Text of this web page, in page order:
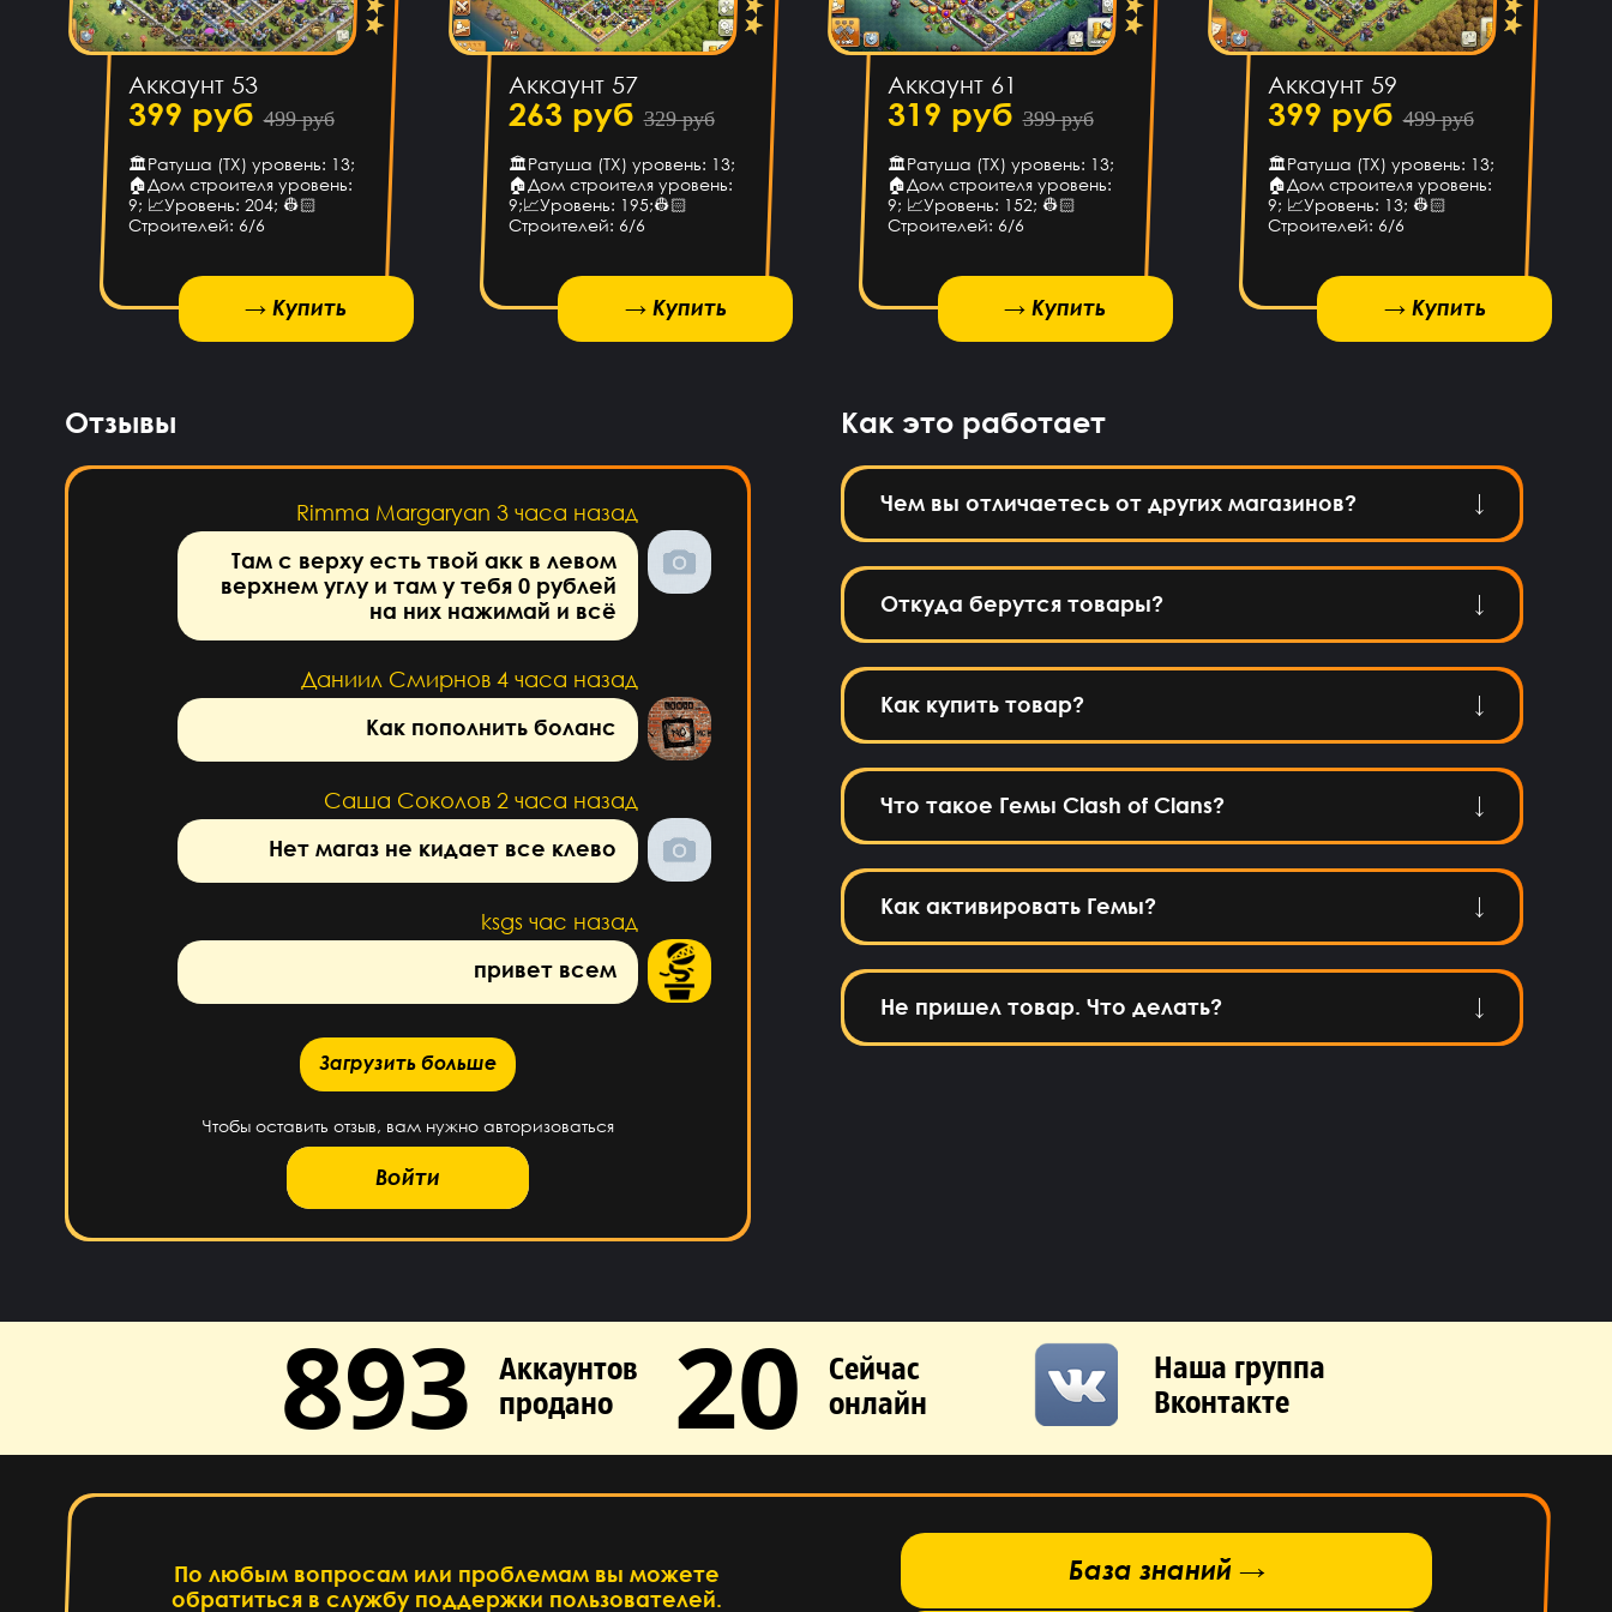
Аккаунт 53
399 руб499 руб
🏛Ратуша (ТХ) уровень: 13;
🏠Дом строителя уровень:
9; 📈Уровень: 204; 👷🏻
Строителей: 6/6
→ Купить
→ Купить
Аккаунт 57
263 руб329 руб
🏛Ратуша (ТХ) уровень: 13;
🏠Дом строителя уровень:
9;📈Уровень: 195;👷🏻
Строителей: 6/6
→ Купить
→ Купить
Аккаунт 61
319 руб399 руб
🏛Ратуша (ТХ) уровень: 13;
🏠Дом строителя уровень:
9; 📈Уровень: 152; 👷🏻
Строителей: 6/6
→ Купить
→ Купить
Аккаунт 59
399 руб499 руб
🏛Ратуша (ТХ) уровень: 13;
🏠Дом строителя уровень:
9; 📈Уровень: 13; 👷🏻
Строителей: 6/6
→ Купить
→ Купить
Отзывы
ЕК
Топ сайт!
Илья Чупраков6 часов назад
Подскажите как решить проблему с
оплатой через телефон, вечная
загрузка
Артём Пащенко 5 часов назад
Rimma Margaryan 3 часа назад
Там с верху есть твой акк в левом
верхнем углу и там у тебя 0 рублей
на них нажимай и всё
Даниил Смирнов 4 часа назад
Как пополнить боланс
Саша Соколов 2 часа назад
Нет магаз не кидает все клево
ksgs час назад
привет всем
Загрузить больше
Чтобы оставить отзыв, вам нужно авторизоваться
Войти
Как это работает
Чем вы отличаетесь от других магазинов?
Откуда берутся товары?
Как купить товар?
Что такое Гемы Clash of Clans?
Как активировать Гемы?
Не пришел товар. Что делать?
893
Аккаунтов
продано
20
Сейчас
онлайн
Наша группа
Вконтакте
По любым вопросам или проблемам вы можете
обратиться в службу поддержки пользователей.
База знаний →
База знаний →